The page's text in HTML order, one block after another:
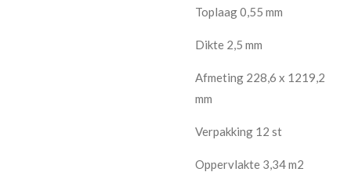
Toplaag 0,55 mm
Dikte 2,5 mm
Afmeting 228,6 x 1219,2
mm
Verpakking 12 st
Oppervlakte 3,34 m2